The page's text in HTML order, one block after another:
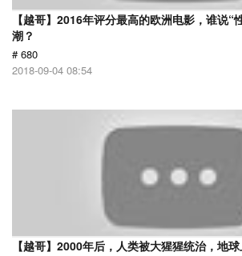
【越哥】2016年评分最高的欧洲电影，谁说“
潮？
# 680
2018-09-04 08:54
【越哥】2000年后，人类被大猩猩统治，地